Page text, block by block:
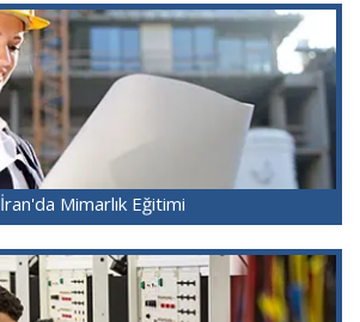
İran'da Mimarlık Eğitimi